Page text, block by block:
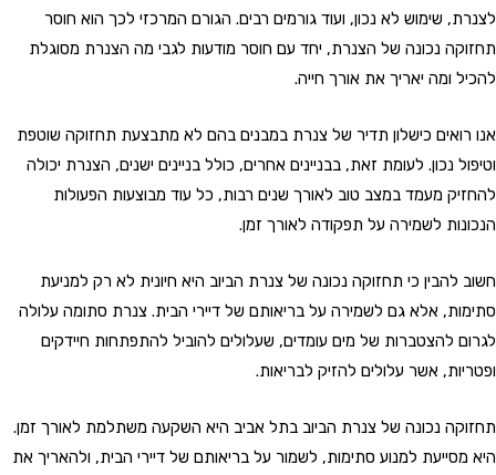
לצנרת, שימוש לא נכון, ועוד גורמים רבים. הגורם המרכזי לכך הוא חוסר
תחזוקה נכונה של הצנרת, יחד עם חוסר מודעות לגבי מה הצנרת מסוגלת
להכיל ומה יאריך את אורך חייה.
אנו רואים כישלון תדיר של צנרת במבנים בהם לא מתבצעת תחזוקה שוטפת
וטיפול נכון. לעומת זאת, בבניינים אחרים, כולל בניינים ישנים, הצנרת יכולה
להחזיק מעמד במצב טוב לאורך שנים רבות, כל עוד מבוצעות הפעולות
הנכונות לשמירה על תפקודה לאורך זמן.
חשוב להבין כי תחזוקה נכונה של צנרת הביוב היא חיונית לא רק למניעת
סתימות, אלא גם לשמירה על בריאותם של דיירי הבית. צנרת סתומה עלולה
לגרום להצטברות של מים עומדים, שעלולים להוביל להתפתחות חיידקים
ופטריות, אשר עלולים להזיק לבריאות.
תחזוקה נכונה של צנרת הביוב בתל אביב היא השקעה משתלמת לאורך זמן.
היא מסייעת למנוע סתימות, לשמור על בריאותם של דיירי הבית, ולהאריך את